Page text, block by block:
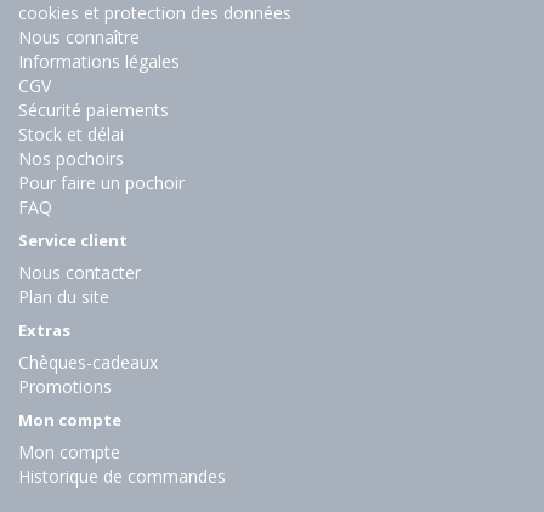
cookies et protection des données
Nous connaître
Informations légales
CGV
Sécurité paiements
Stock et délai
Nos pochoirs
Pour faire un pochoir
FAQ
Service client
Nous contacter
Plan du site
Extras
Chèques-cadeaux
Promotions
Mon compte
Mon compte
Historique de commandes